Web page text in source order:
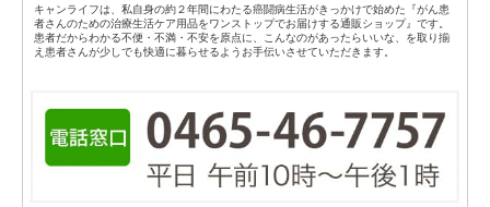
キャンライフは、私自身の約２年間にわたる癌闘病生活がきっかけで始めた『がん患
者さんのための治療生活ケア用品をワンストップでお届けする通販ショップ』です。
患者だからわかる不便・不満・不安を原点に、こんなのがあったらいいな、を取り揃
え患者さんが少しでも快適に暮らせるようお手伝いさせていただきます。